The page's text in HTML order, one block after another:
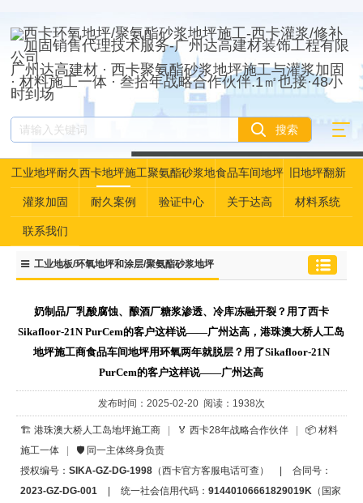
广州达高建材 · 西卡聚氨酯砂浆地坪施工与灌浆加固
· 材料施工一体 · 叁拾年战略合作伙伴.1㎡也接·48小
时到场
工业地坪耐久
性资产管理
西卡地坪施工聚氨酯砂浆地
坪
食品车间地坪 旧地坪翻新
灌浆加固 耐久案例 验证中心 关于达高 材料系统
联系我们
工业地板/环氧地坪和涂层/聚氨酯砂浆地坪
奶制品厂乳酸腐蚀、酿酒厂糖浆渗透、冷库冻融开裂？用了西卡
Sikafloor-21N PurCem的客户这样说——广州达高，港珠澳大桥人工岛
地坪施工商食品车间地坪用环氧两年就脱层？用了Sikafloor-21N
PurCem的客户这样说——广州达高
发布时间：2025-02-20 阅读：1938次
🏗️ 港珠澳大桥人工岛地坪施工商 🏅 西卡28年战略合作伙伴
📦 材料
施工一体
🛡️ 同一主体终身负责
授权编号： SIKA-GZ-DG-1998（西卡官方客服电话可查）
合同号：
2023-GZ-DG-001
统一社会信用代码： 91440106661829019K（国家